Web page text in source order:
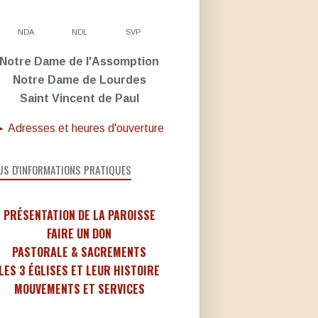
NDA NDL SVP
Notre Dame de l'Assomption
Notre Dame de Lourdes
Saint Vincent de Paul
Adresses et heures d'ouverture
D'INFORMATIONS PRATIQUES
PRÉSENTATION DE LA PAROISSE
FAIRE UN DON
PASTORALE & SACREMENTS
3 ÉGLISES ET LEUR HISTOIRE
MOUVEMENTS ET SERVICES